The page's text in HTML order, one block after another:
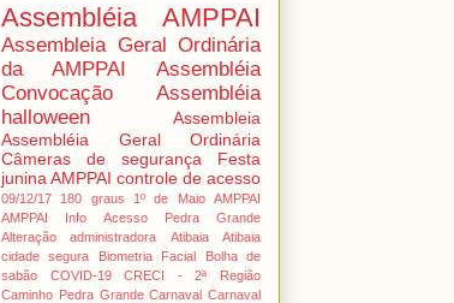
Assembléia AMPPAI
Assembleia Geral Ordinária
da AMPPAI
Assembléia
Convocação Assembléia
halloween
Assembleia
Assembléia Geral Ordinária
Câmeras de segurança
Festa
junina AMPPAI controle de acesso
09/12/17 180 graus 1º de Maio
AMPPAI
AMPPAI Info
Acesso Pedra Grande
Alteração administradora
Atibaia
Atibaia
cidade segura
Biometria Facial
Bolha de
sabão
COVID-19
CRECI - 2ª Região
Caminho Pedra Grande Carnaval Carnaval